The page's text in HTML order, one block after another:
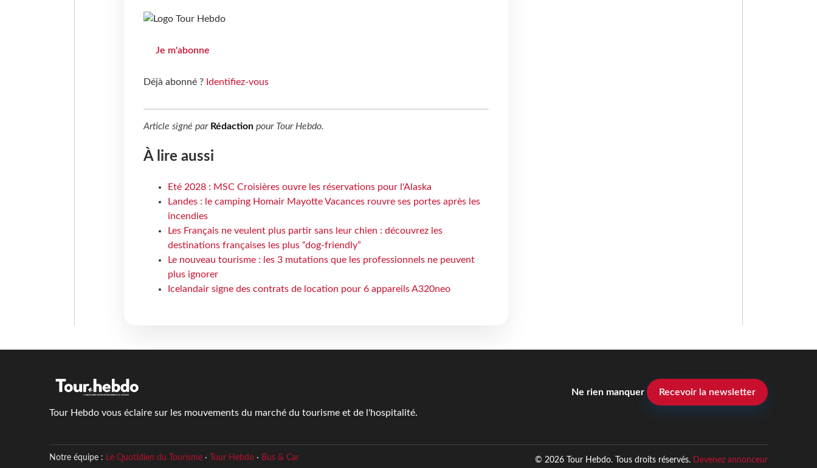
Je m'abonne
Déjà abonné ? Identifiez-vous
Article signé par Rédactionpour Tour Hebdo.
À lire aussi
Eté 2028 : MSC Croisières ouvre les réservations pour l'Alaska
Landes : le camping Homair Mayotte Vacances rouvre ses portes après les
incendies
Les Français ne veulent plus partir sans leur chien : découvrez les
destinations françaises les plus “dog-friendly”
Le nouveau tourisme : les 3 mutations que les professionnels ne peuvent
plus ignorer
Icelandair signe des contrats de location pour 6 appareils A320neo
Tour Hebdo vous éclaire sur les mouvements du marché du tourisme et de l'hospitalité.
Ne rien manquer Recevoir la newsletter
Notre équipe : Le Quotidien du Tourisme· Tour Hebdo· Bus & Car © 2026 Tour Hebdo. Tous droits réservés. Devenez annonceur